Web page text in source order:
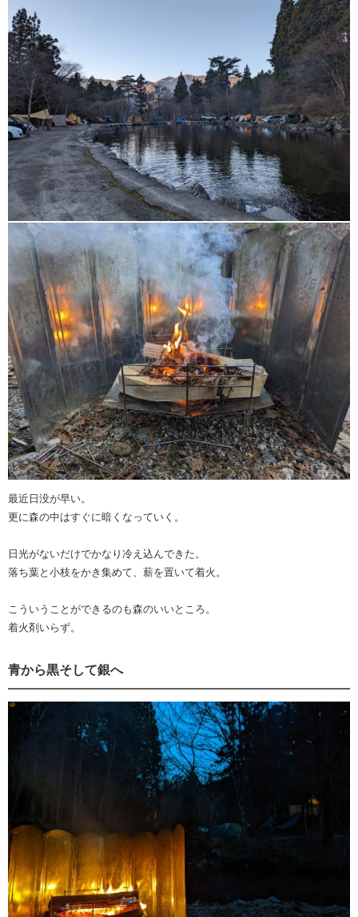
最近日没が早い。
更に森の中はすぐに暗くなっていく。
日光がないだけでかなり冷え込んできた。
落ち葉と小枝をかき集めて、薪を置いて着火。
こういうことができるのも森のいいところ。
着火剤いらず。
青から黒そして銀へ